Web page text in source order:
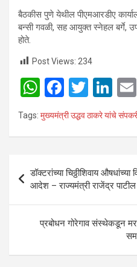
बैठकीस पुणे येथील पीएमआरडीए
बन्सी गवळी, सह आयुक्त स्नेहल बर्गे,
होते.
Post Views: 234
W
h
at
A
p
p
F
a
ce
o
o
k
T
wi
tt
Li
n
ke
n
Tags: मुख्यमंत्री उद्धव ठाकरे यांचे
Post
navigation
डॉक्टरांच्या चिठ्ठीशिवाय
आदेश – राज्यमंत्री राजेंद्र
प्रबोधन गोरेगाव संस्थेकडून